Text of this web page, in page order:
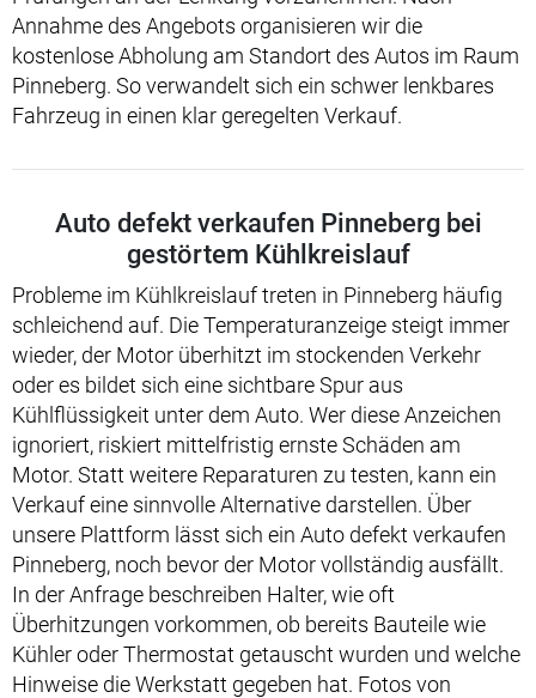
Annahme des Angebots organisieren wir die
kostenlose Abholung am Standort des Autos im Raum
Pinneberg. So verwandelt sich ein schwer lenkbares
Fahrzeug in einen klar geregelten Verkauf.
Auto defekt verkaufen Pinneberg bei
gestörtem Kühlkreislauf
Probleme im Kühlkreislauf treten in Pinneberg häufig
schleichend auf. Die Temperaturanzeige steigt immer
wieder, der Motor überhitzt im stockenden Verkehr
oder es bildet sich eine sichtbare Spur aus
Kühlflüssigkeit unter dem Auto. Wer diese Anzeichen
ignoriert, riskiert mittelfristig ernste Schäden am
Motor. Statt weitere Reparaturen zu testen, kann ein
Verkauf eine sinnvolle Alternative darstellen. Über
unsere Plattform lässt sich ein Auto defekt verkaufen
Pinneberg, noch bevor der Motor vollständig ausfällt.
In der Anfrage beschreiben Halter, wie oft
Überhitzungen vorkommen, ob bereits Bauteile wie
Kühler oder Thermostat getauscht wurden und welche
Hinweise die Werkstatt gegeben hat. Fotos von